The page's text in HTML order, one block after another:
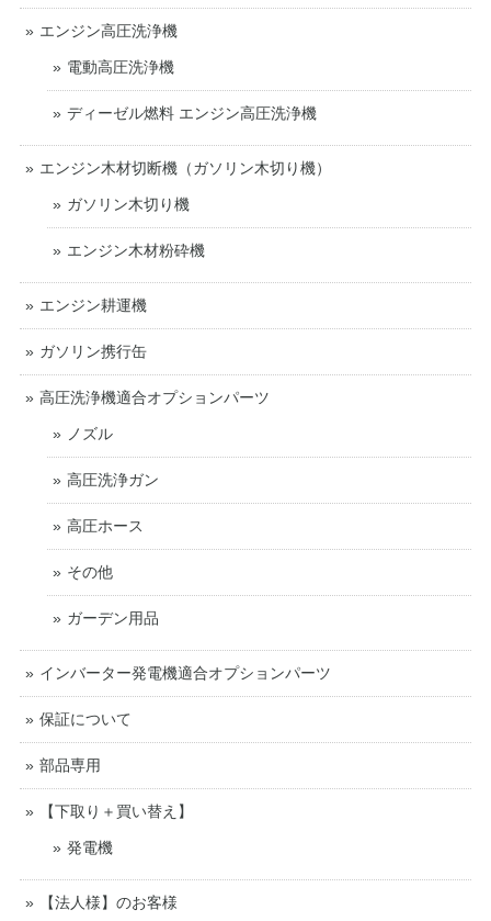
エンジン高圧洗浄機
電動高圧洗浄機
ディーゼル燃料 エンジン高圧洗浄機
エンジン木材切断機（ガソリン木切り機）
ガソリン木切り機
エンジン木材粉砕機
エンジン耕運機
ガソリン携行缶
高圧洗浄機適合オプションパーツ
ノズル
高圧洗浄ガン
高圧ホース
その他
ガーデン用品
インバーター発電機適合オプションパーツ
保証について
部品専用
【下取り＋買い替え】
発電機
【法人様】のお客様